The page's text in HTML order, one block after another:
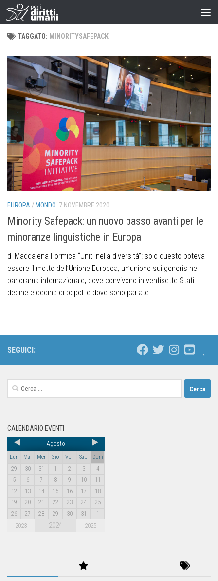
TAGGATO: MINORITYSAFEPACK
EUROPA / MONDO 7 NOVEMBRE 2020
Minority Safepack: un nuovo passo avanti per le
minoranze linguistiche in Europa
di Maddalena Formica “Uniti nella diversità”: solo questo poteva
essere il motto dell’Unione Europea, un’unione sui generis nel
panorama internazionale, dove convivono in ventisette Stati
decine e decine di popoli e dove sono parlate...
SEGUICI:
CALENDARIO EVENTI
Agosto
Lun Mar Mer Gio Ven Sab
Dom
29
30 31 1 2 3
4
5
6 7 8 9 10
11
12
13 14 15 16 17
18
19
20 21 22 23 24
25
26
27 28 29 30 31 1
2023 2024 2025